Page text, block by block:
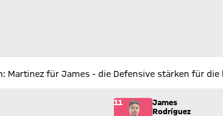
Martinez für James - die Defensive stärken für
James Rodríguez (11) ins Spiel.
11
James
Rodríguez